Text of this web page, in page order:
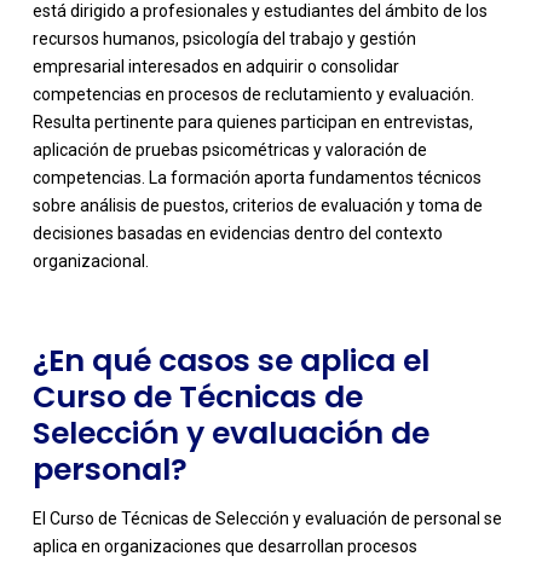
está dirigido a profesionales y estudiantes del ámbito de los
recursos humanos, psicología del trabajo y gestión
empresarial interesados en adquirir o consolidar
competencias en procesos de reclutamiento y evaluación.
Resulta pertinente para quienes participan en entrevistas,
aplicación de pruebas psicométricas y valoración de
competencias. La formación aporta fundamentos técnicos
sobre análisis de puestos, criterios de evaluación y toma de
decisiones basadas en evidencias dentro del contexto
organizacional.
-
¿En qué casos se aplica el
Curso de Técnicas de
Selección y evaluación de
personal?
El Curso de Técnicas de Selección y evaluación de personal se
aplica en organizaciones que desarrollan procesos